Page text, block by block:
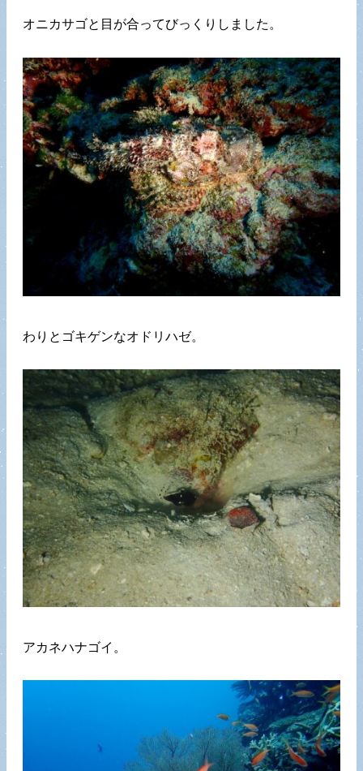
オニカサゴと目が合ってびっくりしました。
わりとゴキゲンなオドリハゼ。
アカネハナゴイ。